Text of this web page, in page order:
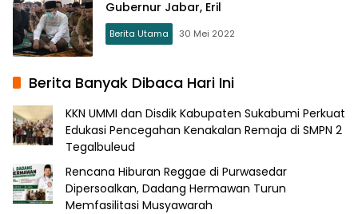
Gubernur Jabar, Eril
Berita Utama 30 Mei 2022
Berita Banyak Dibaca Hari Ini
KKN UMMI dan Disdik Kabupaten Sukabumi Perkuat
Edukasi Pencegahan Kenakalan Remaja di SMPN 2
Tegalbuleud
Rencana Hiburan Reggae di Purwasedar
Dipersoalkan, Dadang Hermawan Turun
Memfasilitasi Musyawarah